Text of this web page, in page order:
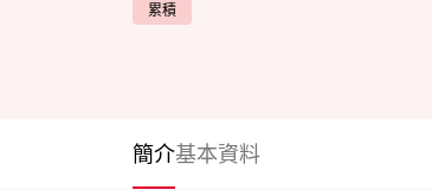
累積
簡介基本資料